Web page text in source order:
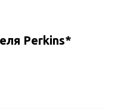
Perkins*